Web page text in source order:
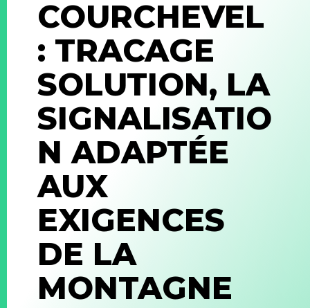
COURCHEVEL
: TRACAGE
SOLUTION, LA
SIGNALISATIO
N ADAPTÉE
AUX
EXIGENCES
DE LA
MONTAGNE